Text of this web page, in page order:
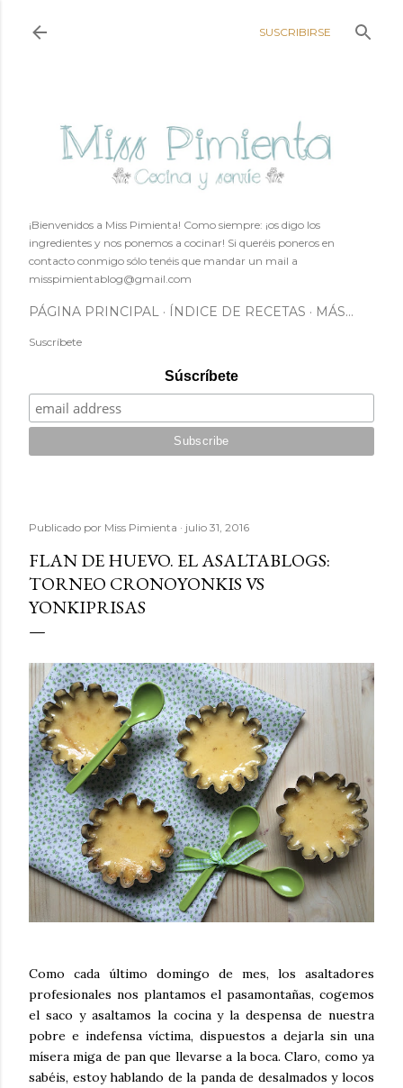
SUSCRIBIRSE
¡Bienvenidos a Miss Pimienta! Como siempre: ¡os digo los
ingredientes y nos ponemos a cocinar! Si queréis poneros en
contacto conmigo sólo tenéis que mandar un mail a
misspimientablog@gmail.com
PÁGINA PRINCIPAL ÍNDICE DE RECETAS MÁS…
Suscríbete
Súscríbete
Publicado por Miss Pimienta julio 31, 2016
FLAN DE HUEVO. EL ASALTABLOGS:
TORNEO CRONOYONKIS VS
YONKIPRISAS
Como cada último domingo de mes, los asaltadores
profesionales nos plantamos el pasamontañas, cogemos
el saco y asaltamos la cocina y la despensa de nuestra
pobre e indefensa víctima, dispuestos a dejarla sin una
mísera miga de pan que llevarse a la boca. Claro, como ya
sabéis, estoy hablando de la panda de desalmados y locos